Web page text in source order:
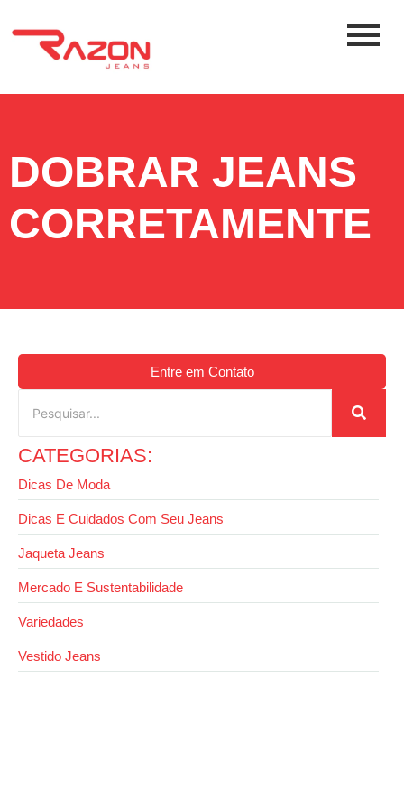
DOBRAR JEANS
CORRETAMENTE
Entre em Contato
CATEGORIAS:
Dicas De Moda
Dicas E Cuidados Com Seu Jeans
Jaqueta Jeans
Mercado E Sustentabilidade
Variedades
Vestido Jeans